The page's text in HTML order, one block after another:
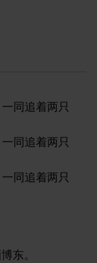
同追着两只
同追着两只
同追着两只
东。